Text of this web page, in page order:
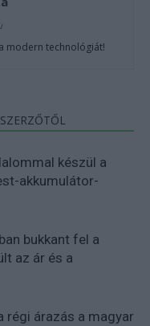
modern technológiát!
készül a
akkumulátor-
bukkant fel a
az ár és a
régi árazás a magyar